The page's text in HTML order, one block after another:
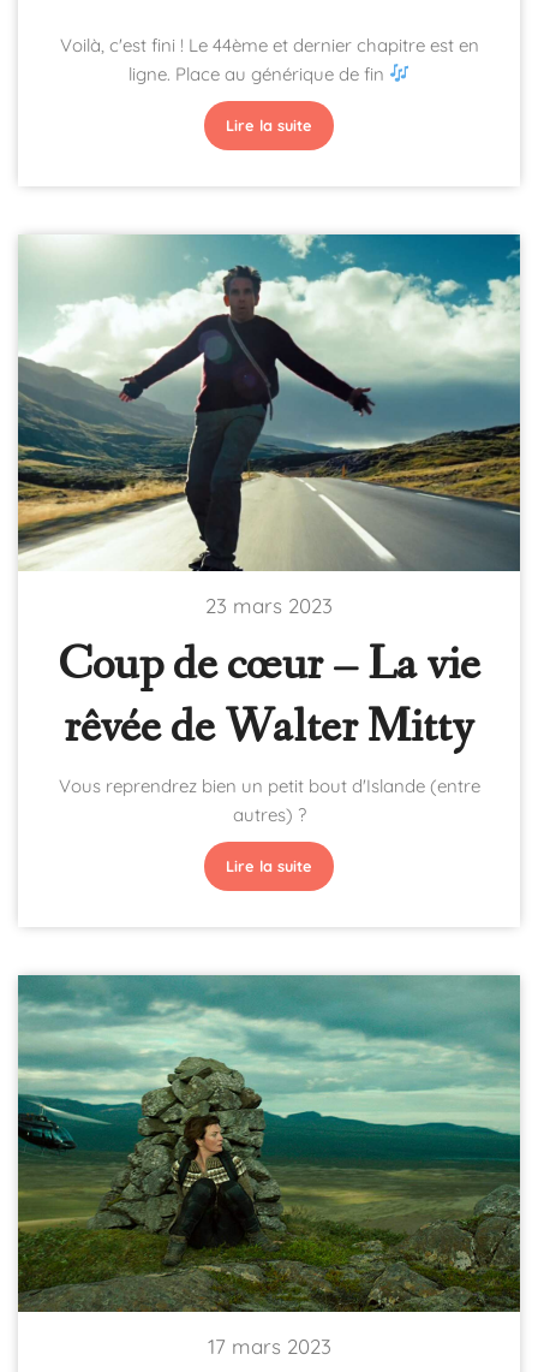
Voilà, c'est fini ! Le 44ème et dernier chapitre est en
ligne. Place au générique de fin
Lire la suite
23 mars 2023
Coup de cœur – La vie
rêvée de Walter Mitty
Vous reprendrez bien un petit bout d'Islande (entre
autres) ?
Lire la suite
17 mars 2023